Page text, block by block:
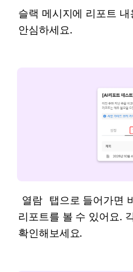
슬랙 메시지에 리포트
안심하세요.
열람
탭으로 들어가면
리포트를 볼 수 있어요.
확인해보세요.